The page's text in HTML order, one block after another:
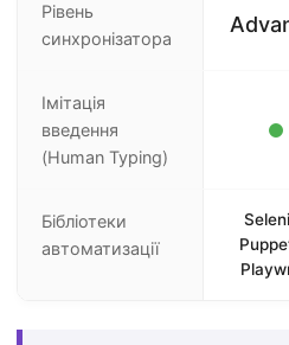
Рівень
синхронізатора
Імітація
введення
(Human Typing)
Бібліотеки
автоматизації